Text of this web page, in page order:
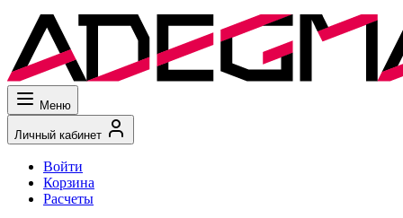
Меню
Личный кабинет
Войти
Корзина
Расчеты